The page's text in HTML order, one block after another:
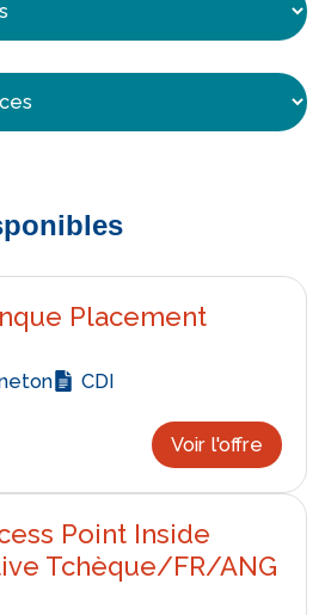
Placement
CDI
Voir l'offre
Point Inside
Tchèque/FR/ANG